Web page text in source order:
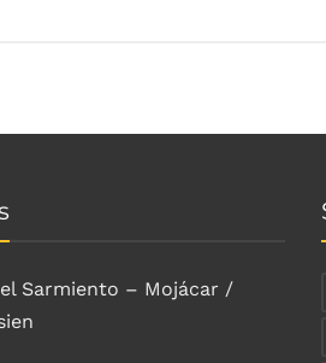
Sarmiento – Mojácar /